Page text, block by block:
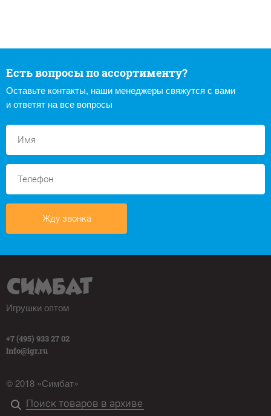
Есть вопросы по ассортименту?
Оставьте контакты, наши менеджеры свяжутся с вами
и ответят на все вопросы
Жду звонка
Игрушки оптом
+7 (495) 933 27 02
info@igr.ru
© 2018 «Симбат»